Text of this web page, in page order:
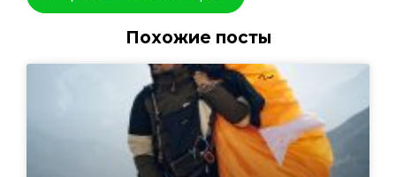
Альтернатива:Похожие посты